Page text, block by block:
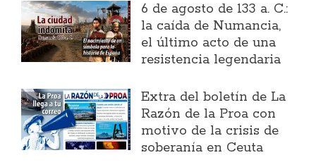
6 de agosto de 133 a. C.:
la caída de Numancia,
el último acto de una
resistencia legendaria
Extra del boletín de La
Razón de la Proa con
motivo de la crisis de
soberanía en Ceuta